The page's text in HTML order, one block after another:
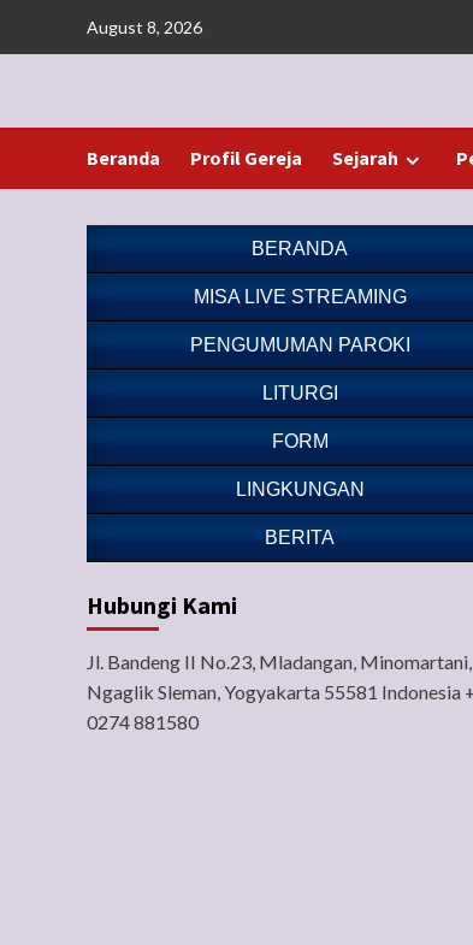
August 8, 2026
Beranda Profil Gereja Sejarah
BERANDA
MISA LIVE STREAMING
PENGUMUMAN PAROKI
LITURGI
FORM
LINGKUNGAN
BERITA
Hubungi Kami
Jl. Bandeng II No.23, Mladangan, Minomartani,
Ngaglik Sleman, Yogyakarta 55581 Indonesia
0274 881580